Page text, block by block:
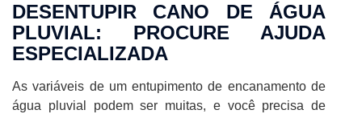
DESENTUPIR CANO DE ÁGUA
PLUVIAL: PROCURE AJUDA
ESPECIALIZADA
As variáveis de um entupimento de encanamento de
água pluvial podem ser muitas, e você precisa de